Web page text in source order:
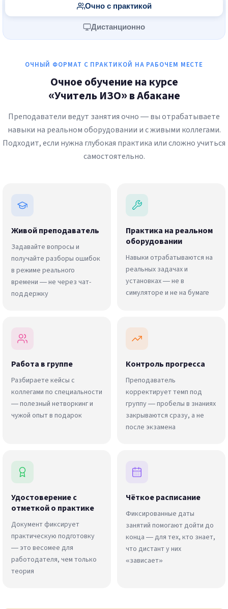
Очно с практикой
Дистанционно
ОЧНЫЙ ФОРМАТ С ПРАКТИКОЙ НА РАБОЧЕМ МЕСТЕ
Очное обучение на курсе
«Учитель ИЗО» в Абакане
Преподаватели ведут занятия очно — вы отрабатываете
навыки на реальном оборудовании и с живыми коллегами.
Подходит, если нужна глубокая практика или сложно учиться
самостоятельно.
Живой преподаватель
Задавайте вопросы и
получайте разборы ошибок
в режиме реального
времени — не через чат-
поддержку
Практика на реальном
оборудовании
Навыки отрабатываются на
реальных задачах и
установках — не в
симуляторе и не на бумаге
Работа в группе
Разбираете кейсы с
коллегами по специальности
— полезный нетворкинг и
чужой опыт в подарок
Контроль прогресса
Преподаватель
корректирует темп под
группу — пробелы в знаниях
закрываются сразу, а не
после экзамена
Удостоверение с
отметкой о практике
Документ фиксирует
практическую подготовку
— это весомее для
работодателя, чем только
теория
Чёткое расписание
Фиксированные даты
занятий помогают дойти до
конца — для тех, кто знает,
что дистант у них
«зависает»